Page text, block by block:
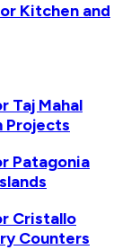
Kitchen and
Taj Mahal
Projects
Patagonia
Cristallo
Counters